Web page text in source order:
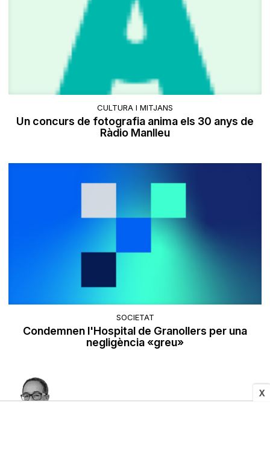
X
CULTURA I MITJANS
Un concurs de fotografia anima els 30 anys de
Ràdio Manlleu
SOCIETAT
Condemnen l'Hospital de Granollers per una
negligència «greu»